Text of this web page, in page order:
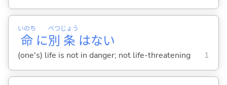
命
いのち
に別
べつ
条
じょう
はない
(one's) life is not in danger; not life-threatening 1